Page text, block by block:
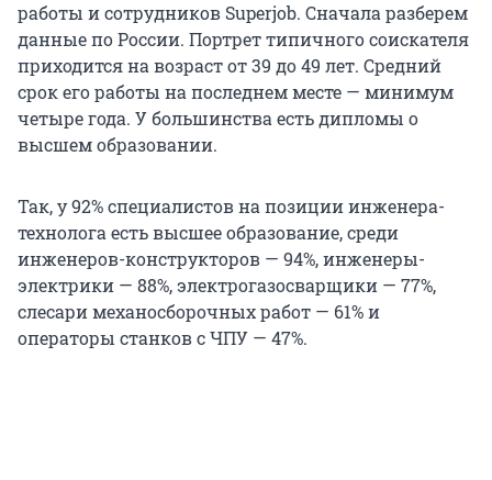
работы и сотрудников Superjob. Сначала разберем
данные по России. Портрет типичного соискателя
приходится на возраст от 39 до 49 лет. Средний
срок его работы на последнем месте — минимум
четыре года. У большинства есть дипломы о
высшем образовании.
Так, у 92% специалистов на позиции инженера-
технолога есть высшее образование, среди
инженеров-конструкторов — 94%, инженеры-
электрики — 88%, электрогазосварщики — 77%,
слесари механосборочных работ — 61% и
операторы станков с ЧПУ — 47%.